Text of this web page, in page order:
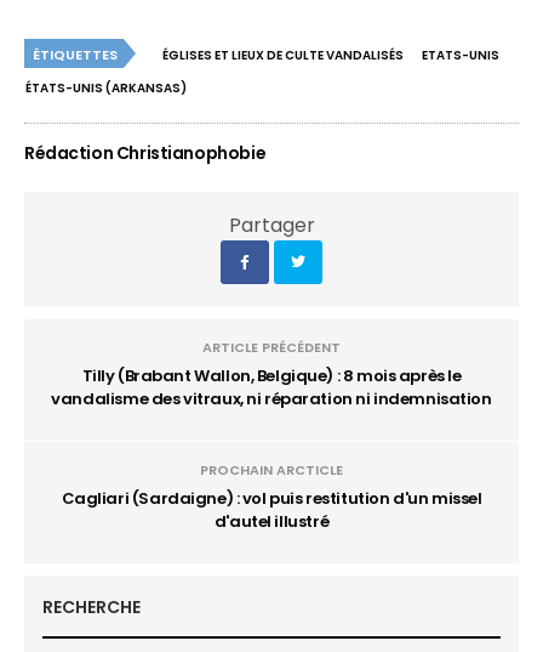
ÉTIQUETTES ÉGLISES ET LIEUX DE CULTE VANDALISÉS
ETATS-UNIS
ÉTATS-UNIS (ARKANSAS)
Rédaction Christianophobie
Partager
ARTICLE PRÉCÉDENT
Tilly (Brabant Wallon, Belgique) : 8 mois après le
vandalisme des vitraux, ni réparation ni indemnisation
PROCHAIN ARCTICLE
Cagliari (Sardaigne) : vol puis restitution d'un missel
d'autel illustré
RECHERCHE